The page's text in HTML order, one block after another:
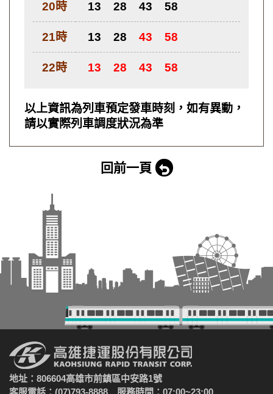
20時 13 28 43 58
21時 13 28 43 58
22時 13 28 43 58
以上資訊為列車預定發車時刻，如有異動，
請以實際列車調度狀況為準
回前一頁
地址：806604高雄市前鎮區中安路1號
客服電話：(07)793-8888 服務時間：07:00~23:00